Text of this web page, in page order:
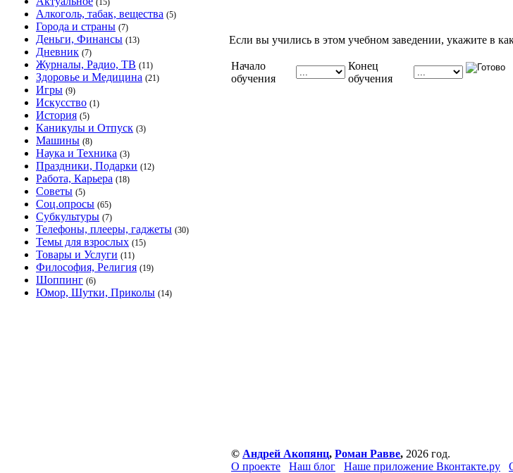
(15)
Алкоголь, табак, вещества (5)
Города и страны (7)
Деньги, Финансы (13)
Дневник (7)
Журналы, Радио, ТВ (11)
Здоровье и Медицина (21)
Игры (9)
Искусство (1)
История (5)
Каникулы и Отпуск (3)
Машины (8)
Наука и Техника (3)
Праздники, Подарки (12)
Работа, Карьера (18)
Советы (5)
Соц.опросы (65)
Субкультуры (7)
Телефоны, плееры, гаджеты (30)
Темы для взрослых (15)
Товары и Услуги (11)
Философия, Религия (19)
Шоппинг (6)
Юмор, Шутки, Приколы (14)
Если вы учились в этом учебном заведении, укажите в
Начало
обучения
Конец
обучения
© Андрей Акопянц, Роман Равве, 2026 год.
О проекте
Наш блог Наше приложение Вконтакте.ру